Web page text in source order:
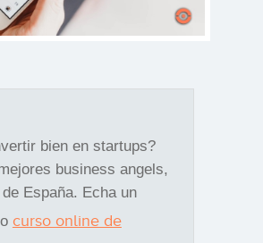
bien en startups?
business angels,
España. Echa un
curso online de